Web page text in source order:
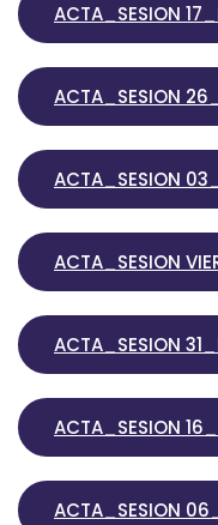
ACTA_SESION
ACTA_SESION
ACTA_SESION
ACTA_SESION
ACTA_SESION
ACTA_SESION
ACTA_SESION